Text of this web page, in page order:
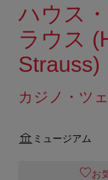
ハウス
ラウス
Strauss)
カジノ・ツ
ミュージアム
お